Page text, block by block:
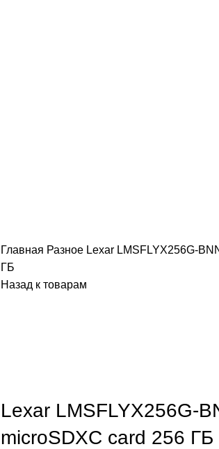
Главная Разное Lexar LMSFLYX256G-
ГБ
Назад к товарам
Lexar LMSFLYX256G-
microSDXC card 256 ГБ